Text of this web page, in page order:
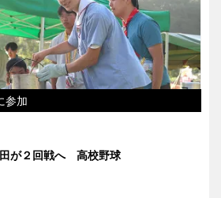
参加
が２回戦へ 高校野球